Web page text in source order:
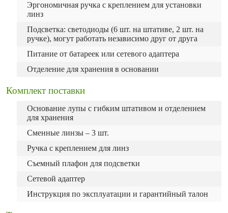
Эргономичная ручка с креплением для установки
линз
Подсветка: светодиоды (6 шт. на штативе, 2 шт. на
ручке), могут работать независимо друг от друга
Питание от батареек или сетевого адаптера
Отделение для хранения в основании
Комплект поставки
Основание лупы с гибким штативом и отделением
для хранения
Сменные линзы – 3 шт.
Ручка с креплением для линз
Съемный плафон для подсветки
Сетевой адаптер
Инструкция по эксплуатации и гарантийный талон